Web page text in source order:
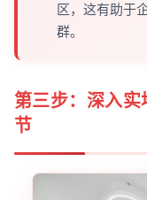
区，这有助于
群。
第三步：深入实
节